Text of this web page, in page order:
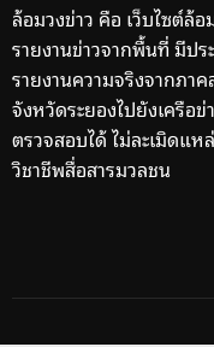
ล้อมวงข่าว คือ เว็บไซต์ล้
รายงานข่าวจากพื้นที่ มีป
รายงานความจริงจากภา
จังหวัดระยองไปยังเครือ
ตรวจสอบได้ ไม่ละเมิดแ
วิชาชีพสื่อสารมวลชน